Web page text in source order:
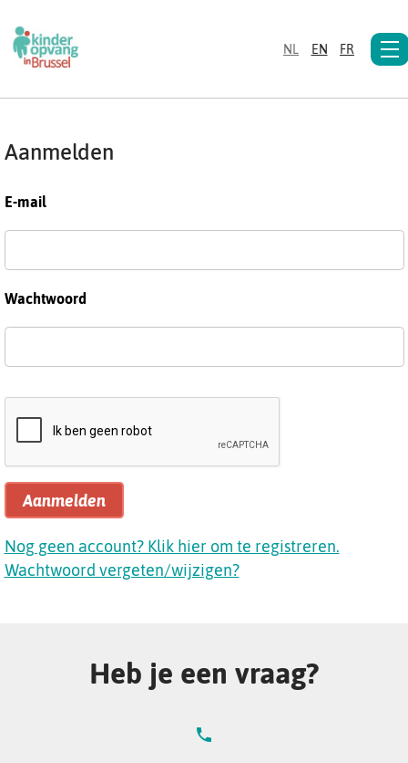
NL EN FR
Aanmelden
E-mail
Wachtwoord
Aanmelden
Nog geen account? Klik hier om te registreren.
Wachtwoord vergeten/wijzigen?
Heb je een vraag?